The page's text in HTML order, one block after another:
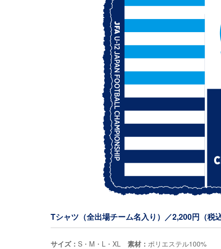
Tシャツ（全出場チーム名入り）／2,200円（税込
サイズ： S・M・L・XL 素材： ポリエステル100%